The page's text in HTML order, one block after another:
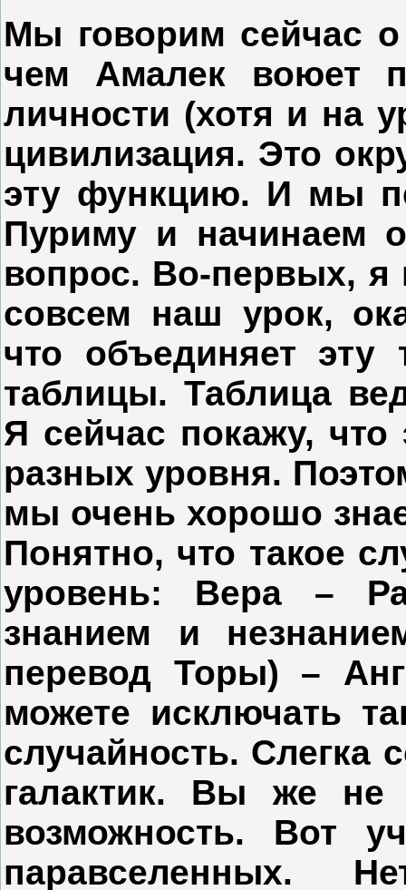
Мы говорим сейчас о
чем Амалек воюет
личности (хотя и на
цивилизация. Это
эту функцию. И мы
Пуриму и начинаем
вопрос. Во-первых, я
совсем наш урок,
что объединяет эту
таблицы. Таблица
Я сейчас покажу,
разных уровня.
мы очень хорошо
Понятно, что такое
уровень: Вера –
знанием и
перевод Торы) –
можете исключать
случайность. Слегка
галактик. Вы же не
возможность. Вот
паравселенных.